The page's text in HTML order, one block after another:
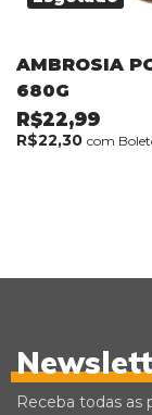
AMBROSIA
680G
R$22,99
R$22,30 com
Receba todas as